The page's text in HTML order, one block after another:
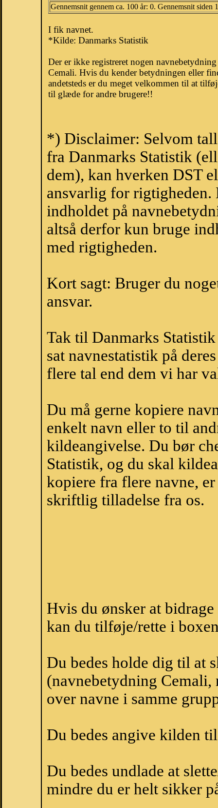
Gennemsnit gennem ca. 100 år: 0. Gennemsnit siden
I fik navnet.
*Kilde: Danmarks Statistik
Der er ikke registreret nogen
Cemali. Hvis du kender betydningen eller
andetsteds er du meget velkommen til at
til glæde for andre brugere!!
*) Disclaimer: Selvom
fra Danmarks Statistik
dem), kan hverken DST
ansvarlig for
indholdet på
altså derfor kun bruge
med rigtigheden.
Kort sagt: Bruger du
ansvar.
Tak til Danmarks
sat navnestatistik på
flere tal end dem vi har
Du må gerne kopiere
enkelt navn eller to til
kildeangivelse. Du bør
Statistik, og du skal
kopiere fra flere navne,
skriftlig tilladelse fra os.
Hvis du ønsker at
kan du tilføje/rette i
Du bedes holde dig til at
(navnebetydning
over navne i samme
Du bedes angive kilden
Du bedes undlade at
mindre du er helt sikker